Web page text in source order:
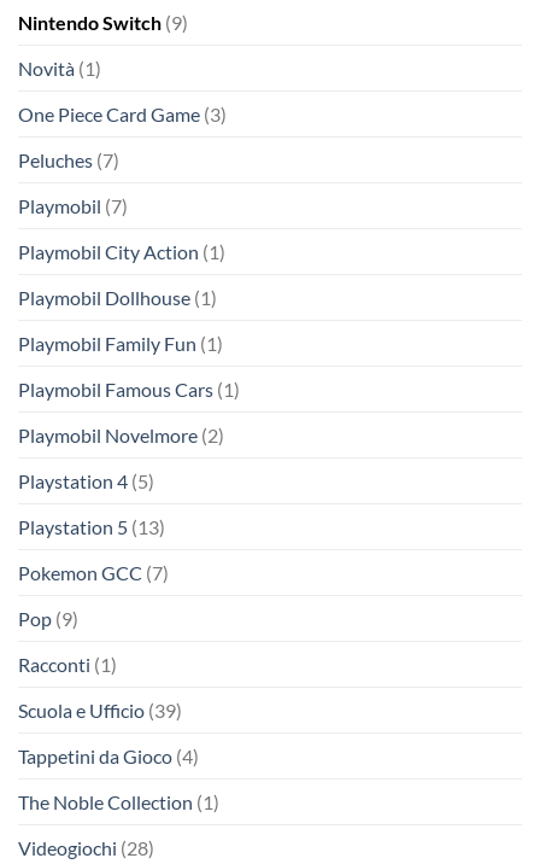
Nintendo Switch (9)
Novità (1)
One Piece Card Game (3)
Peluches (7)
Playmobil (7)
Playmobil City Action (1)
Playmobil Dollhouse (1)
Playmobil Family Fun (1)
Playmobil Famous Cars (1)
Playmobil Novelmore (2)
Playstation 4 (5)
Playstation 5 (13)
Pokemon GCC (7)
Pop (9)
Racconti (1)
Scuola e Ufficio (39)
Tappetini da Gioco (4)
The Noble Collection (1)
Videogiochi (28)